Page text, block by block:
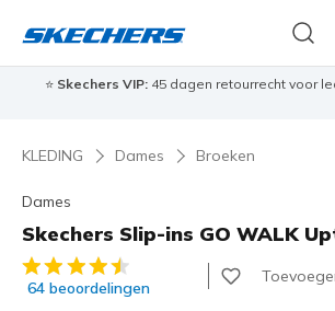
⭐ Skechers VIP:45 dagen retourrecht voor
KLEDING Dames Broeken
Dames
Skechers Slip-ins GO WALK
4,7 van de 5 klantbeoordelingen
64 beoordelingen